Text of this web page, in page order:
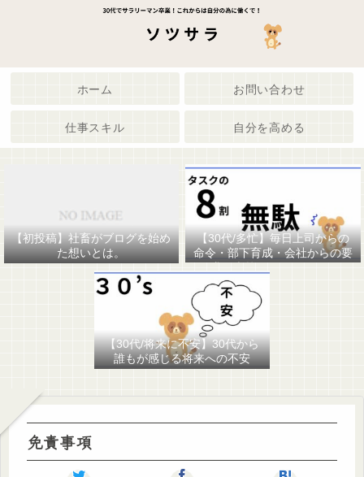
ホーム お問い合わせ
仕事スキル 自分を高める
【初投稿】社畜がブログを始め
た想いとは。
【30代/多忙】毎日上司からの
命令・部下育成・会社からの要
求で疲弊してませんか。
【30代/将来に不安】30代から
誰もが感じる将来への不安
免責事項